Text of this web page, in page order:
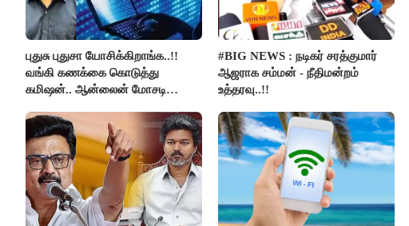
புதுசு புதுசா யோசிக்கிறாங்க..!!
வங்கி கணக்கை கொடுத்து
கமிஷன்.. ஆன்லைன் மோசடி
கைது..!!
#BIG NEWS : நடிகர் சரத்குமார்
ஆஜராக சம்மன் - நீதிமன்றம்
உத்தரவு..!!